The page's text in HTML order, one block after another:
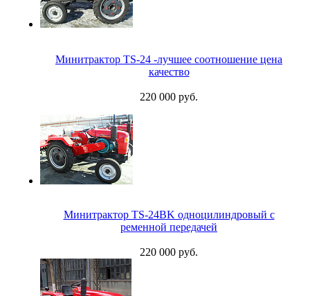
Минитрактор TS-24 -лучшее соотношение цена
качество
220 000 руб.
Минитрактор TS-24BK одноцилиндровый с
ременной передачей
220 000 руб.